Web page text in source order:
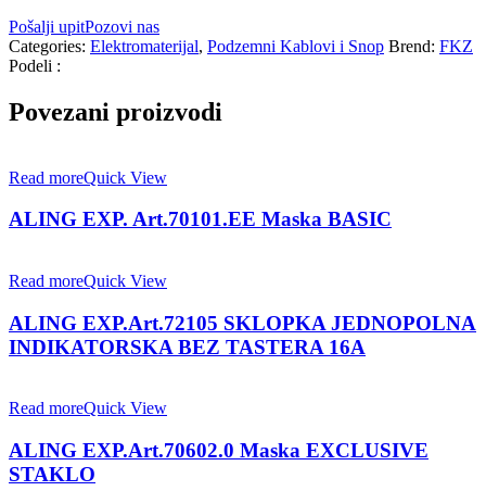
Pošalji upitPozovi nas
Categories: Elektromaterijal, Podzemni Kablovi i Snop Brend: FKZ
Podeli :
Povezani proizvodi
Read moreQuick View
ALING EXP. Art.70101.EE Maska BASIC
Read moreQuick View
ALING EXP.Art.72105 SKLOPKA JEDNOPOLNA
INDIKATORSKA BEZ TASTERA 16A
Read moreQuick View
ALING EXP.Art.70602.0 Maska EXCLUSIVE
STAKLO